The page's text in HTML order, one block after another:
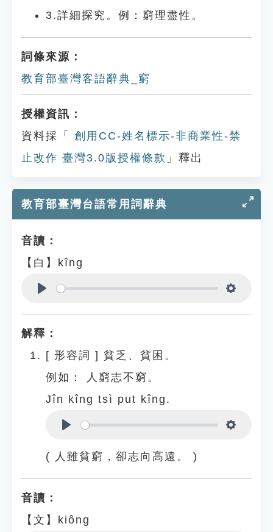
3.詳細探究。例：窮理盡性。
詞條來源：
教育部臺灣客語辭典_窮
授權資訊：
資料採「
創用CC-姓名標示-非商業性-禁
止改作 臺灣3.0版授權條款 」釋出
教育部臺灣台語常用詞辭典
音讀：
【白】kîng
解釋：
[ 形容詞 ] 貧乏、貧困。
例如：
人窮志不窮。
Jîn kîng tsì put kîng.
( 人雖貧窮，卻志向高遠。 )
音讀：
【文】kiông